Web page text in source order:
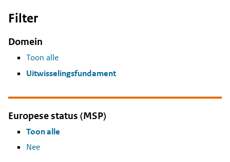
Filter
Domein
Toon alle
Uitwisselingsfundament
Europese status (MSP)
Toon alle
Nee